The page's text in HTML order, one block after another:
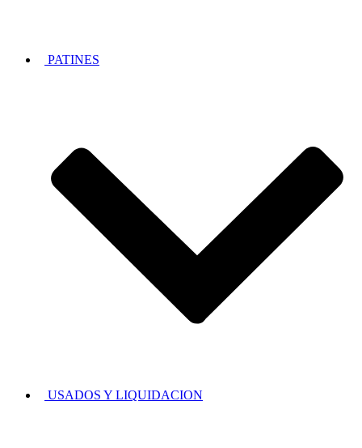
PATINES
USADOS Y LIQUIDACION